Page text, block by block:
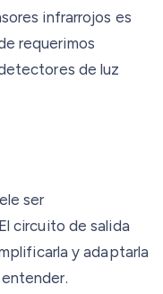
infrarrojos es
requerimos
de luz
ser
circuito de salida
y adaptarla